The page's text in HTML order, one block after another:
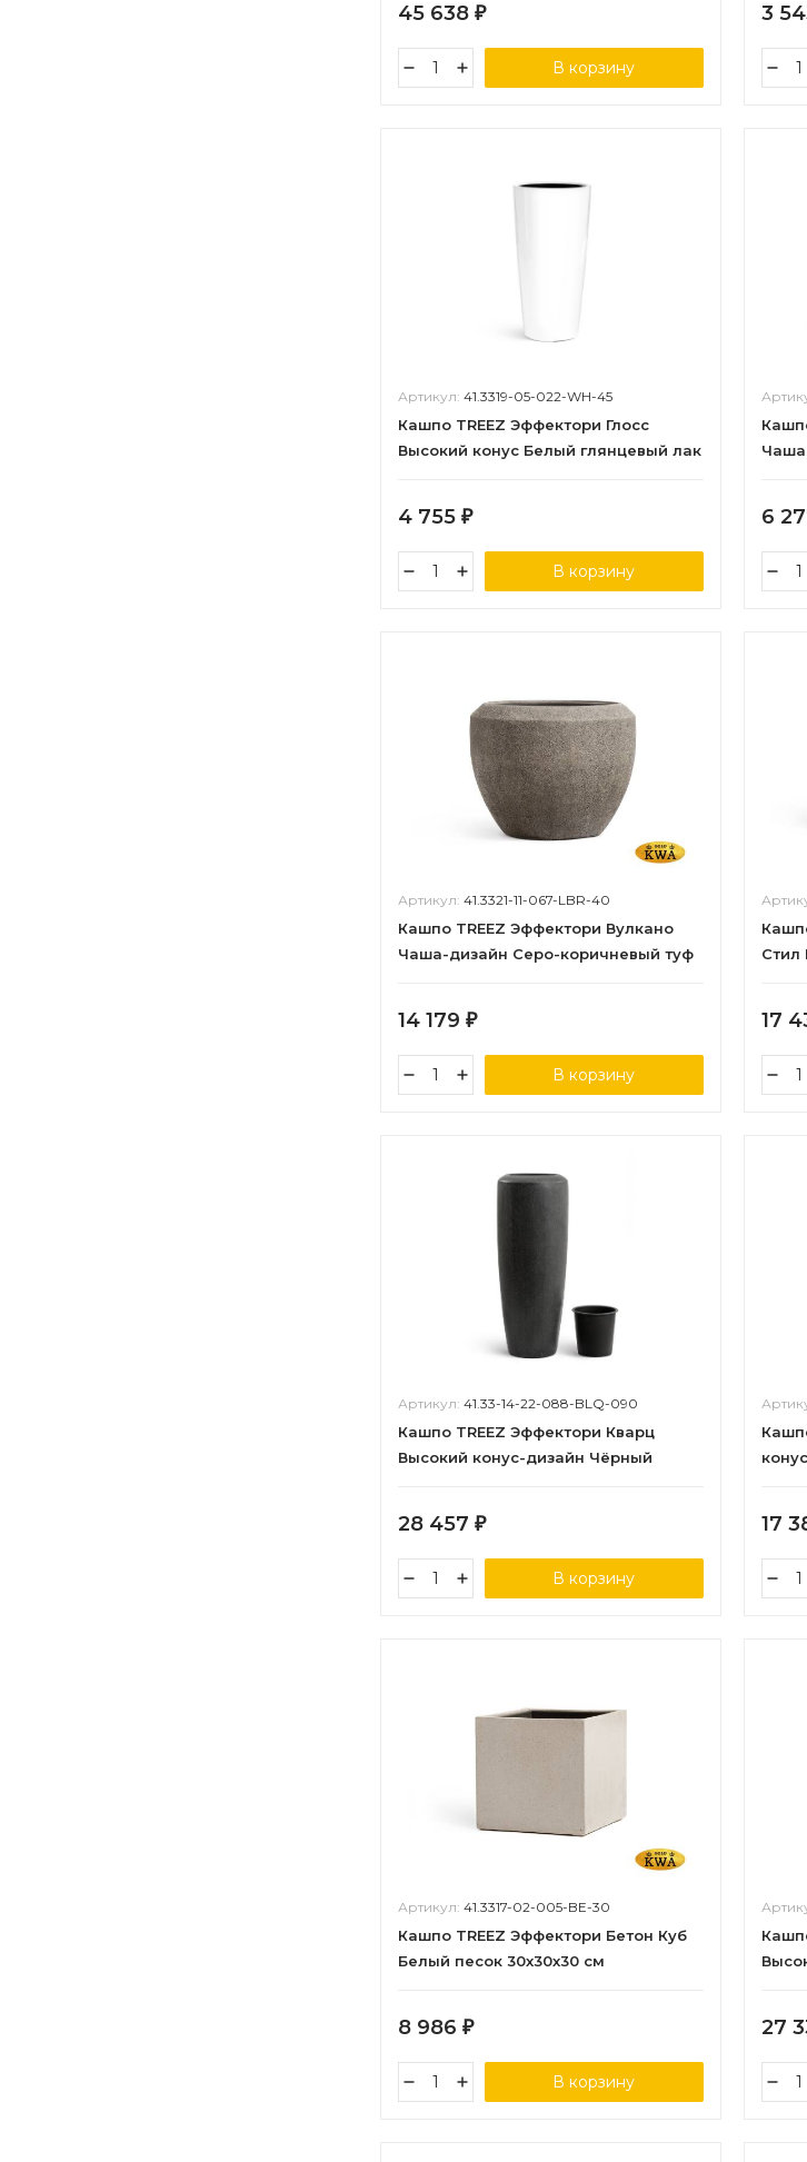
45 638 ₽
В корзину
3
Артикул: 41.3319-05-022-WH-45
Кашпо TREEZ Эффектори Глосс
Высокий конус Белый глянцевый лак
4 755 ₽
В корзину
Чаша
6
Артикул: 41.3321-11-067-LBR-40
Кашпо TREEZ Эффектори Вулкано
Чаша-дизайн Серо-коричневый туф
14 179 ₽
В корзину
Стил
17
Артикул: 41.33-14-22-088-BLQ-090
Кашпо TREEZ Эффектори Кварц
Высокий конус-дизайн Чёрный
28 457 ₽
В корзину
17
Артикул: 41.3317-02-005-BE-30
Кашпо TREEZ Эффектори Бетон Куб
Белый песок 30х30х30 см
8 986 ₽
В корзину
27